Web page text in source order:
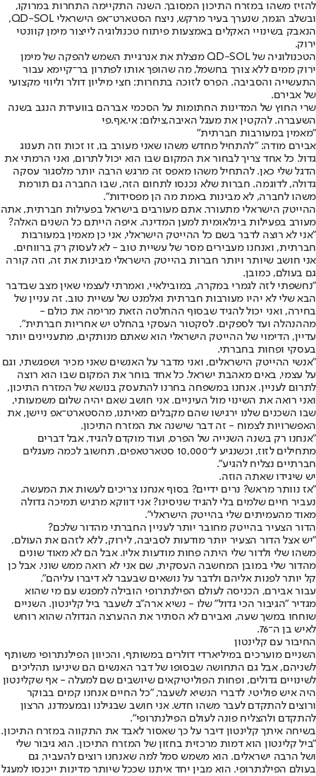
להזיז משהו במזרח התיכון המסובך. השנה התקיימה התחרות במרוקו,
ובשלב הגמר, שנערך בעיר מרקש, ניצח הסטארט־אפ הישראלי QD-SOL,
הנאבק בשינויי האקלים באמצעות פיתוח טכנולוגיה לייצור מימן קוונטי
ירוק.
הטכנולוגיה של QD-SOL מנצלת את אנרגיית השמש להפקה של מימן
ירוק ממים ללא צורך בחשמל, מה שהופך אותו לפתרון בר־קיימא עבור
התעשייה והסביבה. הפרס לזוכה בתחרות: חצי מיליון דולר וליווי מקצועי
של אבירם.
שרי החוץ של המדינות החתומות על הסכמי אברהם בוועידת הנגב בשנה
השעברה. להקטין את מעגל האיבה,צילום: אי.אף.פי
"מאמין במעורבות חברתית"
אבירם מודה: "להתחיל מחדש משהו שאני מעורב בו, זו זכות וזה תענוג
גדול. כל אחד צריך לבחור את המקום שבו הוא יכול לתרום, ואני הרמתי את
הדגל שלי כאן. להתחיל משהו מאפס זה מרגש הרבה יותר מלסגור עסקה
גדולה, לדוגמה. חברות שלא נכנסו לתחום הזה, שבו החברה גם תורמת
משהו לחברה, לא מבינות באמת מה הן מפסידות".
ההייטק הישראלי מתעורר. אתם מעורבים בישראל בפעילות חברתית, אתה
מעורב בפעילות בינלאומית למען המדינה. איפה הייתם כל השנים האלה?
"אני לא רוצה לדבר בשם כל ההייטק הישראלי, אני כן מאמין במעורבות
חברתית, ואנחנו מעבירים מסר של עשיית טוב - לא לעסוק רק ברווחים.
אני חושב שיותר ויותר חברות בהייטק הישראלי מבינות את זה, וזה קורה
גם בעולם, כמובן.
"נחשפתי לזה לגמרי במקרה, במובילאיי, ואמרתי לעצמי שאין מצב שבדבר
הבא שלי לא יהיו מעורבות חברתית ואלמנט של עשיית טוב. זה עניין של
בחירה, ואני יכול להגיד שבסוף ההחלטה הזאת מרימה את כולם -
מההנהלה ועד לספקים. לסקטור העסקי בהחלט יש אחריות חברתית".
עדיין, הדימוי של ההייטק הישראלי הוא שאתם מנותקים, מתעניינים יותר
בעסקי ופחות בחברתי.
"אנשי ההייטק הישראלים, ואני מדבר על האנשים שאני מכיר ושפגשתי, וגם
על עצמי, באים מאהבת ישראל. כל אחד בוחר את המקום שבו הוא רוצה
לתרום לעניין. אנחנו במשפחה בחרנו להתעסק בנושא של המזרח התיכון,
ואני רואה את השינוי מול העיניים. אני חושב שאם יהיה שלום משמעותי,
שבו השכנים שלנו ירגישו שהם מקבלים מאיתנו, מהסטארט־אפ ניישן, את
האפשרויות לצמוח - זה דבר שישנה את המזרח התיכון.
"אנחנו רק בשנה השנייה של הפרס, ועוד מוקדם להגיד, אבל דברים
מתחילים לזוז, וכשנגיע ל־10,000 סטארטאפים, תחשוב לכמה מעגלים
חברתיים נצליח להגיע".
יש שיגידו שאתה הוזה.
"אז נוותר מראש? נרים ידיים? בסוף אנחנו צריכים לעשות את המעשה.
נעביר חיים שלמים בלי להגיד שניסינו? אני דווקא מרגיש תמיכה גדולה
מאוד מהעמיתים שלי בהייטק הישראלי".
הדור הצעיר בהייטק מחובר יותר לעניין החברתי מהדור שלכם?
"יש אצל הדור הצעיר יותר מודעות לסביבה, לירוק, ללא לזהם את העולם,
משהו שלי ולדור שלי היתה פחות מודעות אליו. אבל הם לא מאוד שונים
מהדור שלי במובן המחשבה העסקית, שם אני לא רואה ממש שוני. אבל כן
קל יותר לפנות אליהם ולדבר על נושאים שבעבר לא דיברו עליהם".
עבור אבירם, הכניסה לעולם הפילנתרופי הובילה למפגש עם מי שהוא
מגדיר "הגיבור הכי גדול" שלו - נשיא ארה"ב לשעבר ביל קלינטון. השניים
שוחחו במשך שעה, ואבירם לא הסתיר את ההערצה הגדולה שהוא רוחש
לאיש בן ה־76.
החיבור עם קלינטון
השניים מוערכים במיליארדי דולרים במשותף, והכיוון הפילנתרופי משותף
לשניהם, אבל גם התחושה שבסופו של דבר האנשים הם שיניעו תהליכים
לשינויים גדולים, ופחות הפוליטיקאים שיושבים שם למעלה - אף שקלינטון
היה איש פוליטי. לדברי הנשיא לשעבר, "כל החיים אנחנו קמים בבוקר
ורוצים להתקדם לעבר משהו חדש. אני חושב שבגילנו ובמעמדנו, הרצון
להתקדם ולהצליח פונה לעולם הפילנתרופי".
בשיחה איתך קלינטון דיבר על כך שאסור לאבד את התקווה במזרח התיכון.
"ביל קלינטון הוא דמות מרכזית בחזון של המזרח התיכון. הוא גיבור שלי
ושל הרבה ישראלים. הוא משמש סמל למה שאנחנו רוצים להעביר, גם
בעולם הפילנתרופי. הוא מבין יחד איתנו שככל שיותר מדינות ייכנסו למעגל